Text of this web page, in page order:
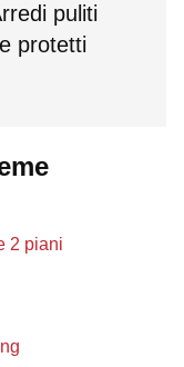
puliti
e protetti